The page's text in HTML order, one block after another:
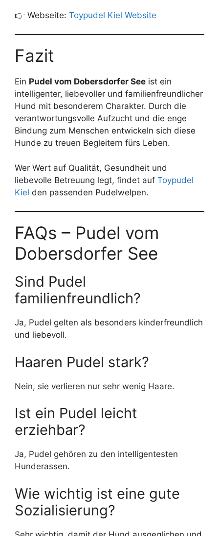
👉 Webseite: Toypudel Kiel Website
Fazit
Ein Pudel vom Dobersdorfer See ist ein
intelligenter, liebevoller und familienfreundlicher
Hund mit besonderem Charakter. Durch die
verantwortungsvolle Aufzucht und die enge
Bindung zum Menschen entwickeln sich diese
Hunde zu treuen Begleitern fürs Leben.
Wer Wert auf Qualität, Gesundheit und
liebevolle Betreuung legt, findet auf Toypudel
Kiel den passenden Pudelwelpen.
FAQs – Pudel vom
Dobersdorfer See
Sind Pudel
familienfreundlich?
Ja, Pudel gelten als besonders kinderfreundlich
und liebevoll.
Haaren Pudel stark?
Nein, sie verlieren nur sehr wenig Haare.
Ist ein Pudel leicht
erziehbar?
Ja, Pudel gehören zu den intelligentesten
Hunderassen.
Wie wichtig ist eine gute
Sozialisierung?